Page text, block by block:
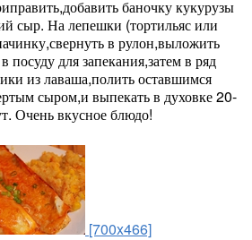
баночку кукурузы
сыр. На лепешки (тортильяс или
в рулон,выложить
посуду для запекания,затем в ряд
из лаваша,полить оставшимся
сыром,и выпекать в духовке 20-
Очень вкусное блюдо!
[700x466]